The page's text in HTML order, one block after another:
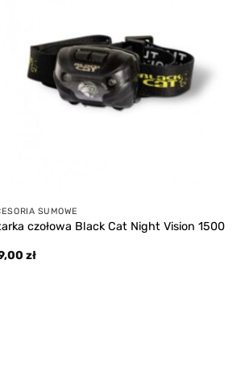
SUMOWE
czołowa Black Cat Night Vision 1500
zł